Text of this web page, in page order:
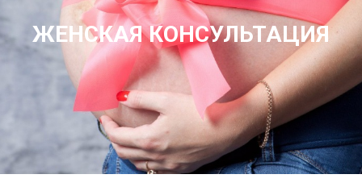
ЖЕНСКАЯ КОНСУЛЬТАЦИЯ